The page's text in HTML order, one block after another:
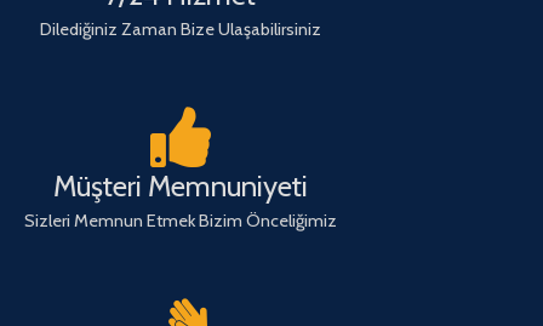
Dilediğiniz Zaman Bize Ulaşabilirsiniz
Müşteri Memnuniyeti
Sizleri Memnun Etmek Bizim Önceliğimiz